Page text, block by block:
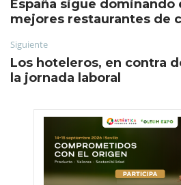
España sigue dominando
mejores restaurantes de
Siguiente
Los hoteleros, en contra
la jornada laboral